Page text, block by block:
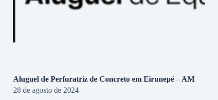
Aluguel de Perfuratriz de Concreto em Eirunepé – AM
28 de agosto de 2024